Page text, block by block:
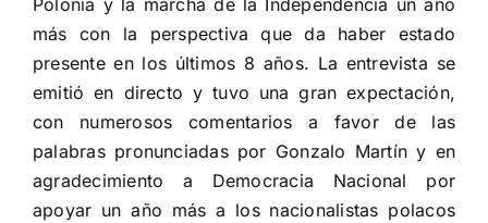
Polonia y la marcha de la Independencia un año
más con la perspectiva que da haber estado
presente en los últimos 8 años. La entrevista se
emitió en directo y tuvo una gran expectación,
con numerosos comentarios a favor de las
palabras pronunciadas por Gonzalo Martín y en
agradecimiento a Democracia Nacional por
apoyar un año más a los nacionalistas polacos